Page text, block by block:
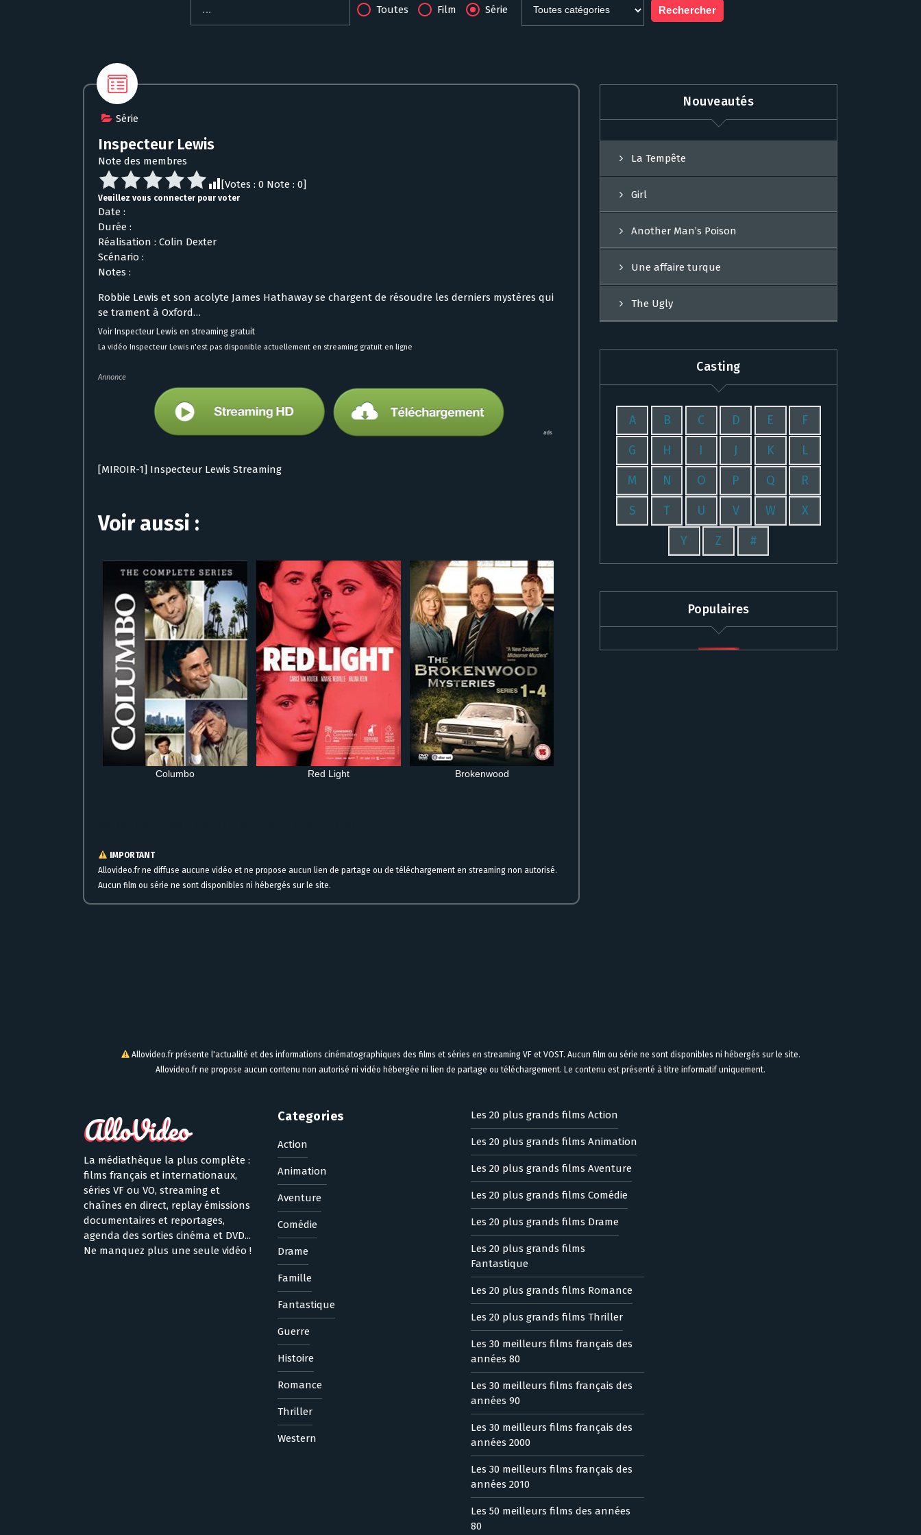
Toutes Film Série
Série
Inspecteur Lewis
Note des membres
[Votes : 0 Note : 0]
Veuillez vous connecter pour voter
Date :
Durée :
Réalisation : Colin Dexter
Scénario :
Notes :
Robbie Lewis et son acolyte James Hathaway se chargent de résoudre les derniers mystères qui
se trament à Oxford…
Voir Inspecteur Lewis en streaming gratuit
La vidéo Inspecteur Lewis n'est pas disponible actuellement en streaming gratuit en ligne
Annonce
[MIROIR-1] Inspecteur Lewis Streaming
Voir aussi :
Columbo Red Light Brokenwood
IMPORTANT
Allovideo.fr ne diffuse aucune vidéo et ne propose aucun lien de partage ou de téléchargement en streaming non autorisé.
Aucun film ou série ne sont disponibles ni hébergés sur le site.
Nouveautés
La Tempête
Girl
Another Man’s Poison
Une affaire turque
The Ugly
Casting
A B C D E F
G H I J K L
M N O P Q R
S T U V W X
Y Z #
Populaires
Allovideo.fr présente l'actualité et des informations cinématographiques des films et séries en streaming VF et VOST. Aucun film ou série ne sont disponibles ni hébergés sur le site.
Allovideo.fr ne propose aucun contenu non autorisé ni vidéo hébergée ni lien de partage ou téléchargement. Le contenu est présenté à titre informatif uniquement.
La médiathèque la plus complète :
films français et internationaux,
séries VF ou VO, streaming et
chaînes en direct, replay émissions
documentaires et reportages,
agenda des sorties cinéma et DVD...
Ne manquez plus une seule vidéo !
Categories
Action
Animation
Aventure
Comédie
Drame
Famille
Fantastique
Guerre
Histoire
Romance
Thriller
Western
Les 20 plus grands films Action
Les 20 plus grands films Animation
Les 20 plus grands films Aventure
Les 20 plus grands films Comédie
Les 20 plus grands films Drame
Les 20 plus grands films
Fantastique
Les 20 plus grands films Romance
Les 20 plus grands films Thriller
Les 30 meilleurs films français des
années 80
Les 30 meilleurs films français des
années 90
Les 30 meilleurs films français des
années 2000
Les 30 meilleurs films français des
années 2010
Les 50 meilleurs films des années
80